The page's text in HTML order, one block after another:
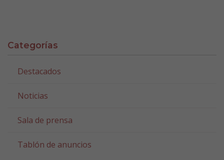
Categorías
Destacados
Noticias
Sala de prensa
Tablón de anuncios